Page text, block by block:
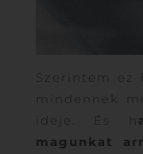
Szerintem ez
mindennek
ideje. És h
magunkat